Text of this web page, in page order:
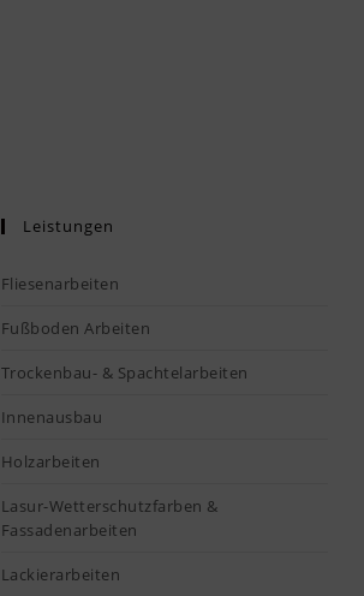
Leistungen
Fliesenarbeiten
Fußboden Arbeiten
Trockenbau- & Spachtelarbeiten
Innenausbau
Holzarbeiten
Lasur-Wetterschutzfarben &
Fassadenarbeiten
Lackierarbeiten